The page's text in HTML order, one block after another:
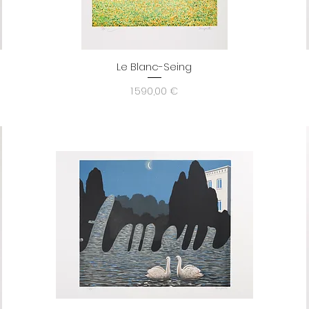
Aperçu rapide
Le Blanc-Seing
Prix
1 590,00 €